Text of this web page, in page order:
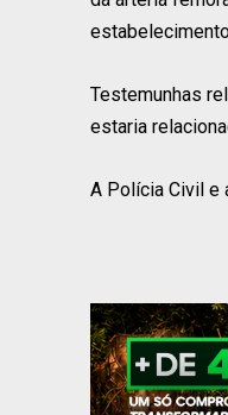
Testemunhas
estaria
A Polícia Civil e